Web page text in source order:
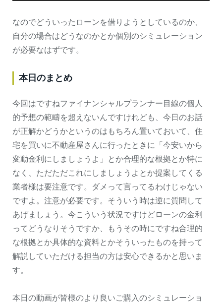
なのでどういったローンを借りようとしているのか、
自分の場合はどうなのかとか個別のシミュレーション
が必要なはずです。
本日のまとめ
今回はですねファイナンシャルプランナー目線の個人
的予想の範疇を超えないんですけれども、今日のお話
が正解かどうかというのはもちろん置いておいて、住
宅を買いに不動産屋さんに行ったときに「今安いから
変動金利にしましょうよ」とか合理的な根拠とか特に
なく、ただただこれにしましょうよとか提案してくる
業者様は要注意です。ダメって言ってるわけじゃない
ですよ。注意が必要です。そういう時は逆に質問して
あげましょう。今こういう状況ですけどローンの金利
ってどうなりそうですか、もうその時にですね合理的
な根拠とか具体的な資料とかそういったものを持って
解説していただける担当の方は安心できるかと思いま
す。
本日の動画が皆様のより良いご購入のシミュレーショ